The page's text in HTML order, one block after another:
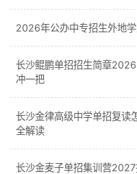
2026年公办中专招生外地
长沙鲲鹏单招招生简章
冲一把
长沙金律高级中学单招复读
全解读
长沙金麦子单招集训营